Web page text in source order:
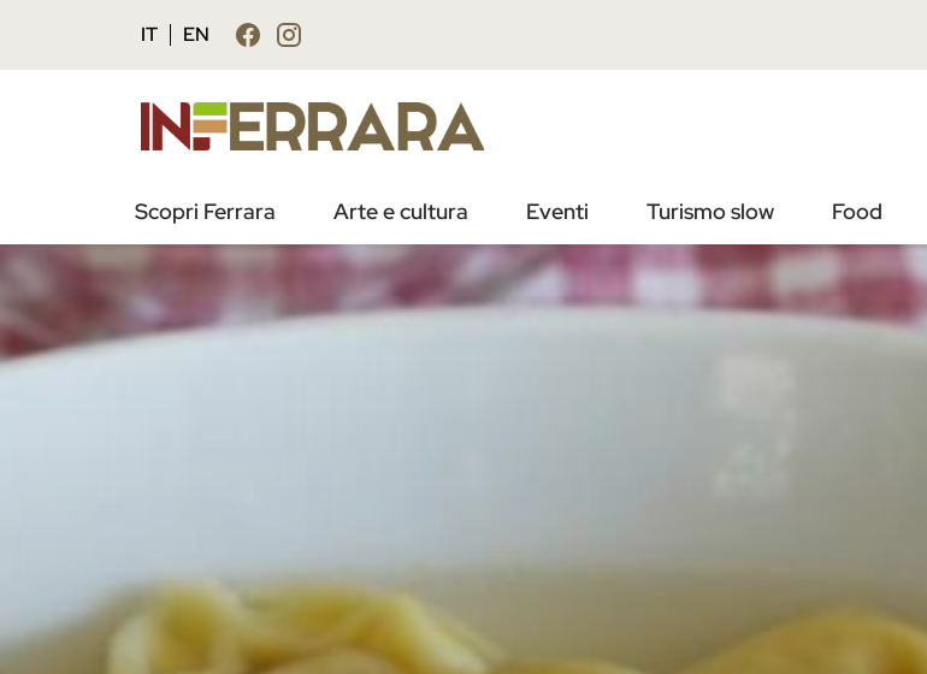
principale
IT EN
Scopri Ferrara Arte e cultura Eventi Turismo slow Food